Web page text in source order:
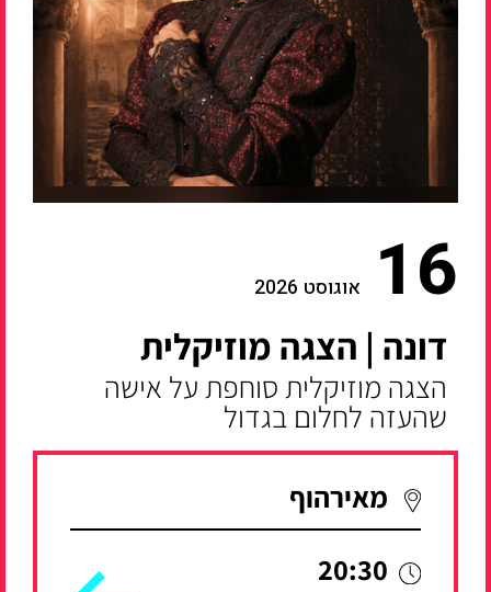
16 אוגוסט 2026
דונה | הצגה מוזיקלית
הצגה מוזיקלית סוחפת על אישה
שהעזה לחלום בגדול
מאירהוף
20:30